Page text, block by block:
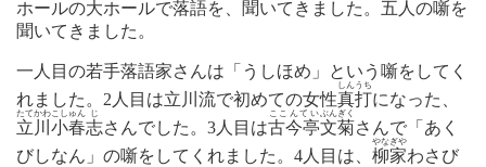
ホールの大ホールで落語を、聞いてきました。五人の噺を
聞いてきました。
一人目の若手落語家さんは「うしほめ」という噺をしてく
れました。2人目は立川流で初めての女性真打
しんうち
になった、
立川
たてかわ
小春
こしゅん
志
じ
さんでした。3人目は古今亭
ここんてい
文
ぶん
菊
ぎく
さんで「あく
びしなん」の噺をしてくれました。4人目は、 柳家
やなぎや
わさび